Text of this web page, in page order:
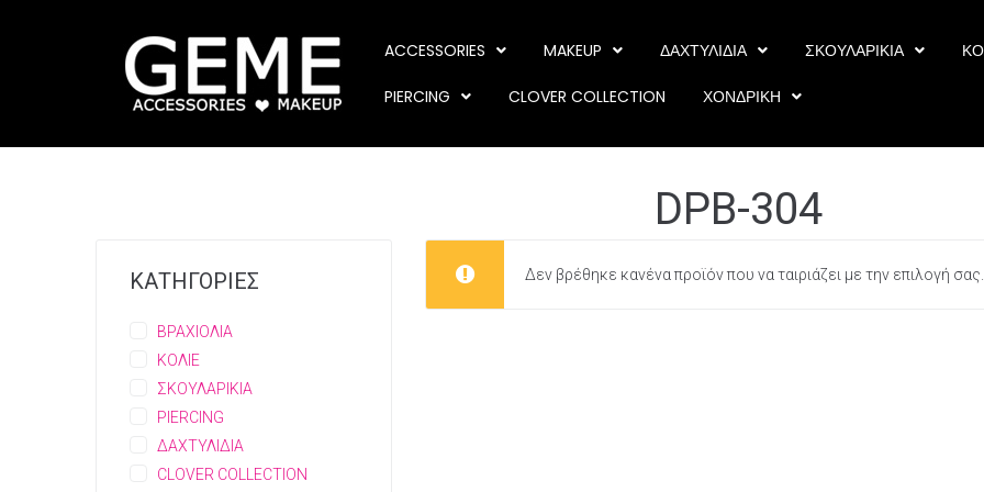
ACCESSORIES MAKEUP ΔΑΧΤΥΛΙΔΙΑ ΣΚΟΥΛΑΡΙΚΙΑ
PIERCING CLOVER COLLECTION ΧΟΝΔΡΙΚΗ
DPB-304
Δεν βρέθηκε κανένα προϊόν που να ταιριάζει με την επιλογή σας.
ΚΑΤΗΓΟΡΙΕΣ
ΒΡΑΧΙΟΛΙΑ
ΚΟΛΙΕ
ΣΚΟΥΛΑΡΙΚΙΑ
PIERCING
ΔΑΧΤΥΛΙΔΙΑ
CLOVER COLLECTION